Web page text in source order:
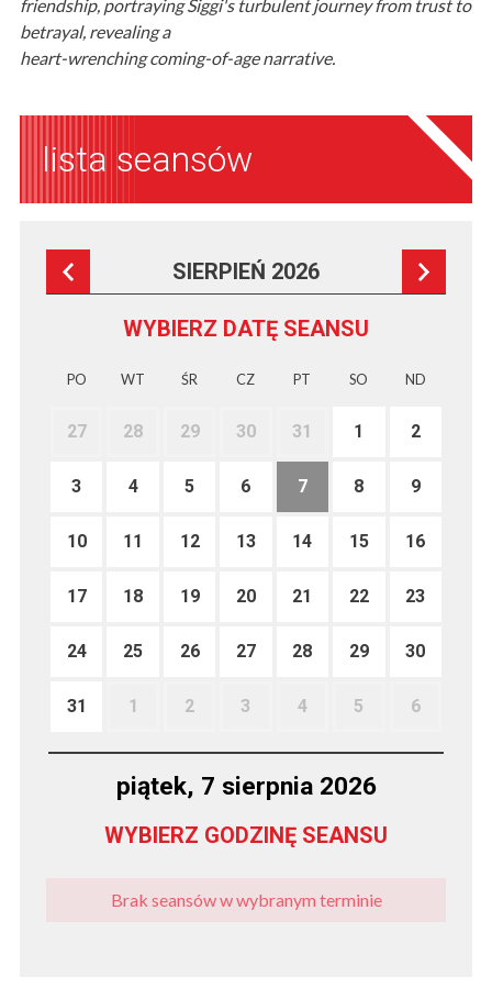
friendship, portraying Siggi's turbulent journey from trust to
betrayal, revealing a
heart-wrenching coming-of-age narrative.
lista seansów
SIERPIEŃ 2026
WYBIERZ DATĘ SEANSU
PO WT ŚR CZ PT SO ND
27 28 29 30 31 1 2
3 4 5 6 7 8 9
10 11 12 13 14 15 16
17 18 19 20 21 22 23
24 25 26 27 28 29 30
31 1 2 3 4 5 6
piątek, 7 sierpnia 2026
WYBIERZ GODZINĘ SEANSU
Brak seansów w wybranym terminie